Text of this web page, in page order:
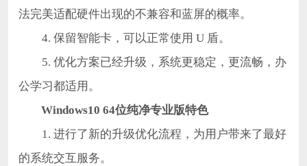
法完美适配硬件出现的不兼容和蓝屏的概率。
4. 保留智能卡，可以正常使用 U 盾。
5. 优化方案已经升级，系统更稳定，更流畅，办
公学习都适用。
Windows10 64位纯净专业版特色
1. 进行了新的升级优化流程，为用户带来了最好
的系统交互服务。